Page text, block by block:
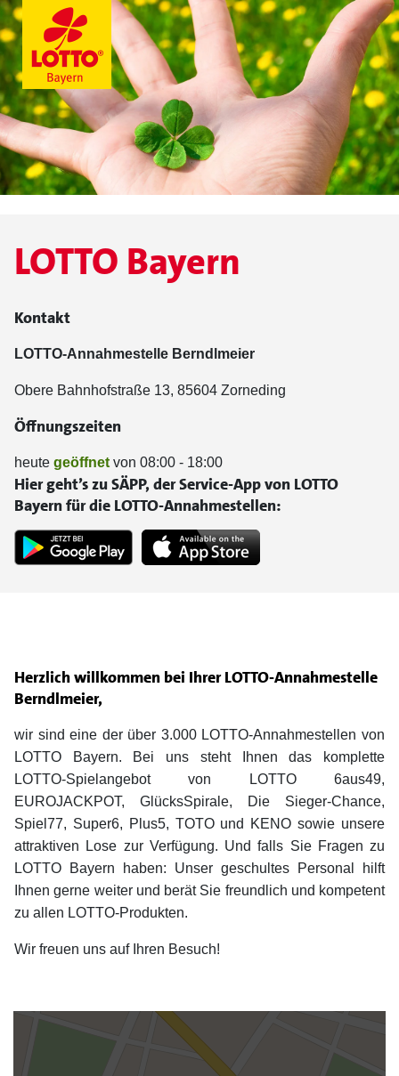
Herzlich willkommen bei Ihrer LOTTO-Annahmestelle
Berndlmeier,
wir sind eine der über 3.000 LOTTO-Annahmestellen von
LOTTO Bayern. Bei uns steht Ihnen das komplette
LOTTO-Spielangebot von LOTTO 6aus49,
EUROJACKPOT, GlücksSpirale, Die Sieger-Chance,
Spiel77, Super6, Plus5, TOTO und KENO sowie unsere
attraktiven Lose zur Verfügung. Und falls Sie Fragen zu
LOTTO Bayern haben: Unser geschultes Personal hilft
Ihnen gerne weiter und berät Sie freundlich und kompetent
zu allen LOTTO-Produkten.
Wir freuen uns auf Ihren Besuch!
LOTTO Bayern
Kontakt
LOTTO-Annahmestelle Berndlmeier
Obere Bahnhofstraße 13, 85604 Zorneding
Öffnungszeiten
heute geöffnet von 08:00 - 18:00
Hier geht’s zu SÄPP, der Service-App von LOTTO
Bayern für die LOTTO-Annahmestellen: